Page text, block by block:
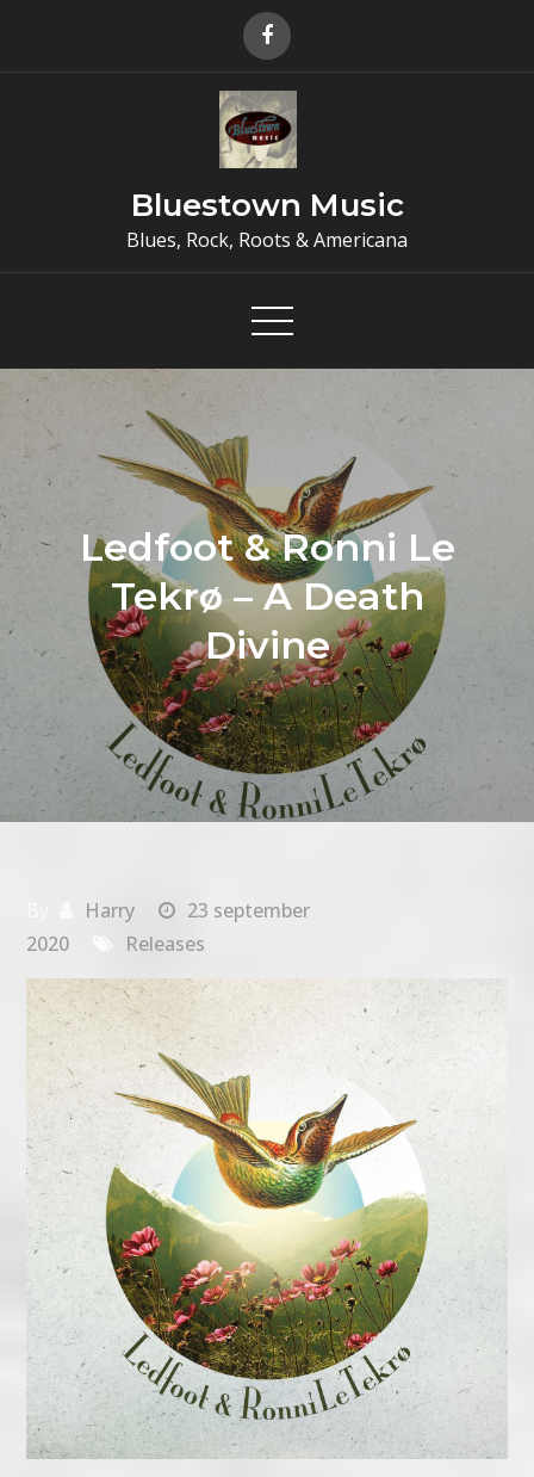
Bluestown Music
Blues, Rock, Roots & Americana
Ledfoot & Ronni Le
Tekrø – A Death
Divine
Harry
23 september
2020
Releases